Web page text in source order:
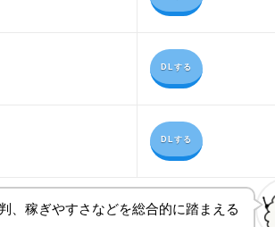
DLする
DLする
、稼ぎやすさ などを総合的に踏まえる